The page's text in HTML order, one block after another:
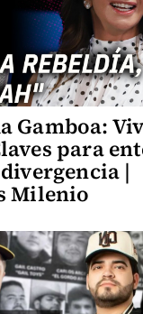
Gamboa:
para
|
Milenio